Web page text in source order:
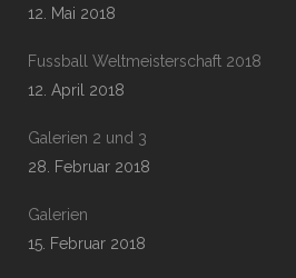
12. Mai 2018
Fussball Weltmeisterschaft 2018
12. April 2018
Galerien 2 und 3
28. Februar 2018
Galerien
15. Februar 2018